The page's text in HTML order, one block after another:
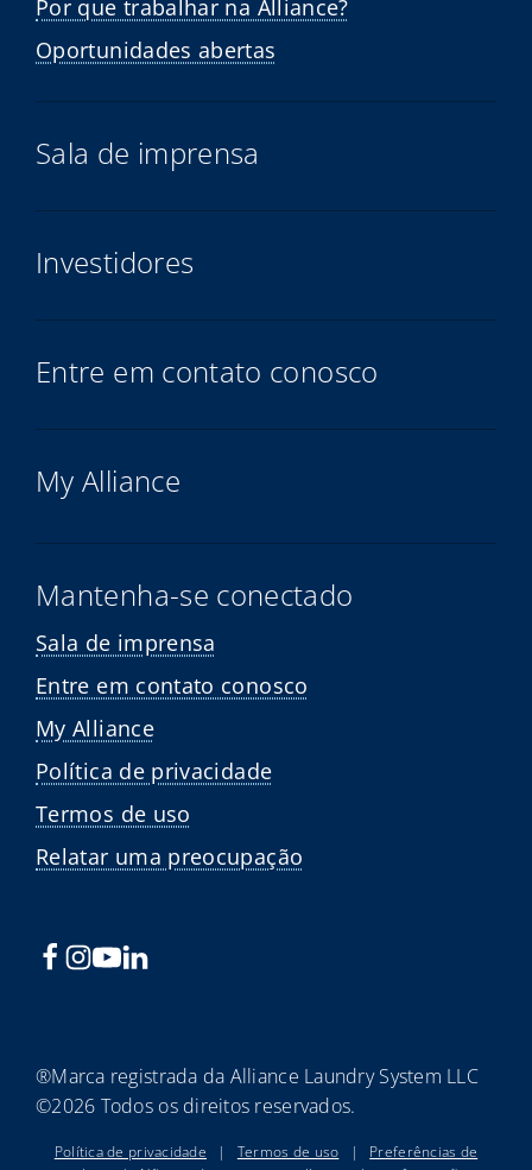
Por que trabalhar na Alliance?
Oportunidades abertas
Sala de imprensa
Investidores
Entre em contato conosco
My Alliance
Mantenha-se conectado
Sala de imprensa
Entre em contato conosco
My Alliance
Política de privacidade
Termos de uso
Relatar uma preocupação
®Marca registrada da Alliance Laundry System LLC
©2026 Todos os direitos reservados.
Política de privacidade | Termos de uso |
Preferências de